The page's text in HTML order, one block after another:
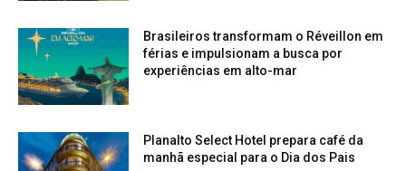
Brasileiros transformam o Réveillon em
férias e impulsionam a busca por
experiências em alto-mar
Planalto Select Hotel prepara café da
manhã especial para o Dia dos Pais